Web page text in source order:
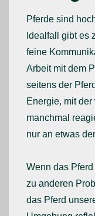
Pferde sind
Idealfall gibt es
feine
Arbeit mit dem
seitens der
Energie, mit
manchmal
nur an etwas
Wenn das
zu anderen
das Pferd